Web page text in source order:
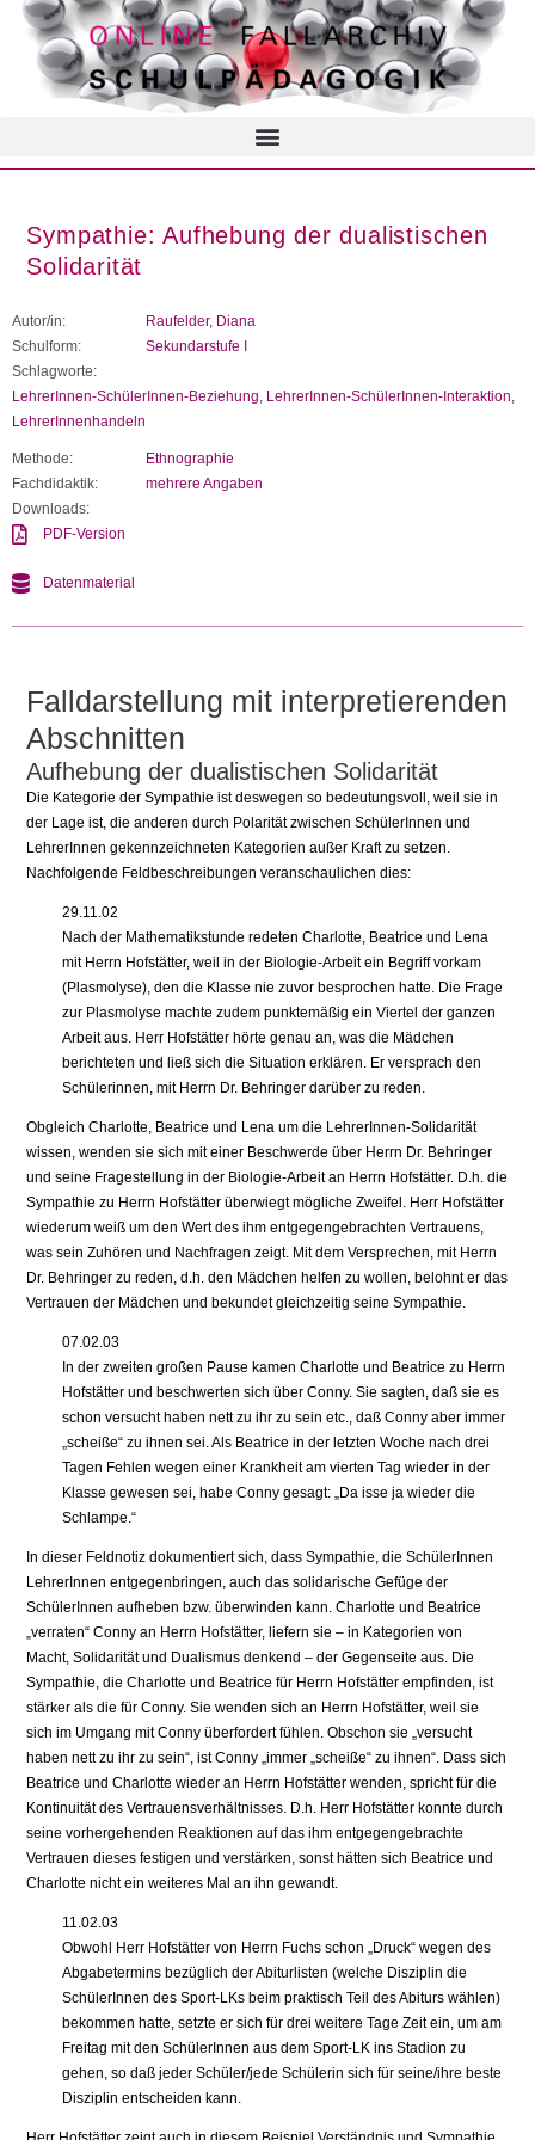
Sympathie: Aufhebung der dualistischen
Solidarität
Autor/in:
Raufelder, Diana
Schulform:
Sekundarstufe I
Schlagworte:
LehrerInnen-SchülerInnen-Beziehung LehrerInnen-SchülerInnen-Interaktion
LehrerInnenhandeln
Methode:
Ethnographie
Fachdidaktik:
mehrere Angaben
Downloads:
PDF-Version
Datenmaterial
Falldarstellung mit interpretierenden
Abschnitten
Aufhebung der dualistischen Solidarität
Die Kategorie der Sympathie ist deswegen so bedeutungsvoll, weil sie in
der Lage ist, die anderen durch Polarität zwischen SchülerInnen und
LehrerInnen gekennzeichneten Kategorien außer Kraft zu setzen.
Nachfolgende Feldbeschreibungen veranschaulichen dies:
29.11.02
Nach der Mathematikstunde redeten Charlotte, Beatrice und Lena
mit Herrn Hofstätter, weil in der Biologie-Arbeit ein Begriff vorkam
(Plasmolyse), den die Klasse nie zuvor besprochen hatte. Die Frage
zur Plasmolyse machte zudem punktemäßig ein Viertel der ganzen
Arbeit aus. Herr Hofstätter hörte genau an, was die Mädchen
berichteten und ließ sich die Situation erklären. Er versprach den
Schülerinnen, mit Herrn Dr. Behringer darüber zu reden.
Obgleich Charlotte, Beatrice und Lena um die LehrerInnen-Solidarität
wissen, wenden sie sich mit einer Beschwerde über Herrn Dr. Behringer
und seine Fragestellung in der Biologie-Arbeit an Herrn Hofstätter. D.h. die
Sympathie zu Herrn Hofstätter überwiegt mögliche Zweifel. Herr Hofstätter
wiederum weiß um den Wert des ihm entgegengebrachten Vertrauens,
was sein Zuhören und Nachfragen zeigt. Mit dem Versprechen, mit Herrn
Dr. Behringer zu reden, d.h. den Mädchen helfen zu wollen, belohnt er das
Vertrauen der Mädchen und bekundet gleichzeitig seine Sympathie.
07.02.03
In der zweiten großen Pause kamen Charlotte und Beatrice zu Herrn
Hofstätter und beschwerten sich über Conny. Sie sagten, daß sie es
schon versucht haben nett zu ihr zu sein etc., daß Conny aber immer
„scheiße“ zu ihnen sei. Als Beatrice in der letzten Woche nach drei
Tagen Fehlen wegen einer Krankheit am vierten Tag wieder in der
Klasse gewesen sei, habe Conny gesagt: „Da isse ja wieder die
Schlampe.“
In dieser Feldnotiz dokumentiert sich, dass Sympathie, die SchülerInnen
LehrerInnen entgegenbringen, auch das solidarische Gefüge der
SchülerInnen aufheben bzw. überwinden kann. Charlotte und Beatrice
„verraten“ Conny an Herrn Hofstätter, liefern sie – in Kategorien von
Macht, Solidarität und Dualismus denkend – der Gegenseite aus. Die
Sympathie, die Charlotte und Beatrice für Herrn Hofstätter empfinden, ist
stärker als die für Conny. Sie wenden sich an Herrn Hofstätter, weil sie
sich im Umgang mit Conny überfordert fühlen. Obschon sie „versucht
haben nett zu ihr zu sein“, ist Conny „immer „scheiße“ zu ihnen“. Dass sich
Beatrice und Charlotte wieder an Herrn Hofstätter wenden, spricht für die
Kontinuität des Vertrauensverhältnisses. D.h. Herr Hofstätter konnte durch
seine vorhergehenden Reaktionen auf das ihm entgegengebrachte
Vertrauen dieses festigen und verstärken, sonst hätten sich Beatrice und
Charlotte nicht ein weiteres Mal an ihn gewandt.
11.02.03
Obwohl Herr Hofstätter von Herrn Fuchs schon „Druck“ wegen des
Abgabetermins bezüglich der Abiturlisten (welche Disziplin die
SchülerInnen des Sport-LKs beim praktisch Teil des Abiturs wählen)
bekommen hatte, setzte er sich für drei weitere Tage Zeit ein, um am
Freitag mit den SchülerInnen aus dem Sport-LK ins Stadion zu
gehen, so daß jeder Schüler/jede Schülerin sich für seine/ihre beste
Disziplin entscheiden kann.